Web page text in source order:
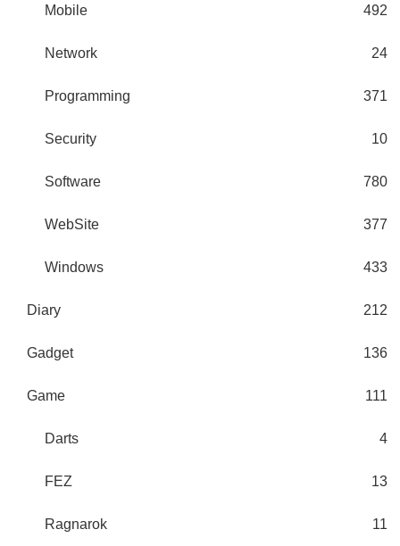
Mobile 492
Network 24
Programming 371
Security 10
Software 780
WebSite 377
Windows 433
Diary 212
Gadget 136
Game 111
Darts 4
FEZ 13
Ragnarok 11